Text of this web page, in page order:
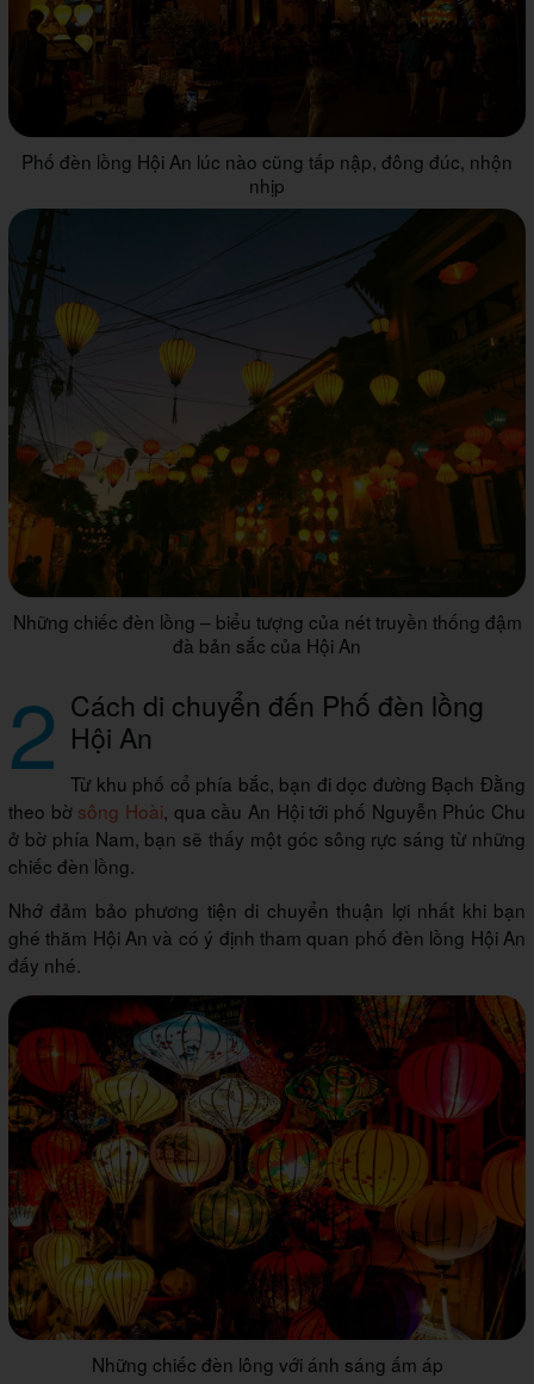
Phố đèn lồng Hội An lúc nào cũng tấp nập, đông đúc, nhộn
nhịp
Những chiếc đèn lồng – biểu tượng của nét truyền thống đậm
đà bản sắc của Hội An
2 Cách di chuyển đến Phố đèn lồng
Hội An
Từ khu phố cổ phía bắc, bạn đi dọc đường Bạch Đằng
theo bờ sông Hoài, qua cầu An Hội tới phố Nguyễn Phúc Chu
ở bờ phía Nam, bạn sẽ thấy một góc sông rực sáng từ những
chiếc đèn lồng.
Nhớ đảm bảo phương tiện di chuyển thuận lợi nhất khi bạn
ghé thăm Hội An và có ý định tham quan phố đèn lồng Hội An
đấy nhé.
Những chiếc đèn lông với ánh sáng ấm áp